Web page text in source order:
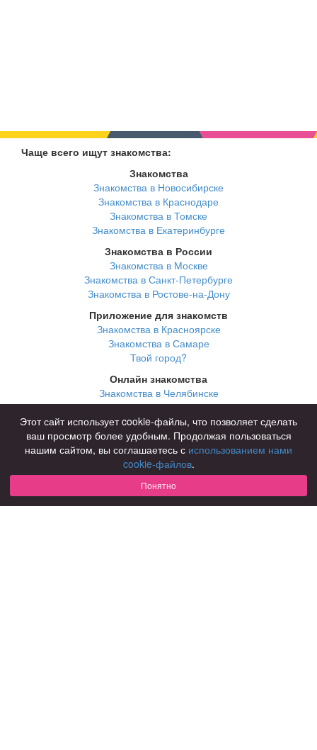
Чаще всего ищут знакомства:
Знакомства
Знакомства в Новосибирске
Знакомства в Краснодаре
Знакомства в Томске
Знакомства в Екатеринбурге
Знакомства в России
Знакомства в Москве
Знакомства в Санкт-Петербурге
Знакомства в Ростове-на-Дону
Приложение для знакомств
Знакомства в Красноярске
Знакомства в Самаре
Твой город?
Онлайн знакомства
Знакомства в Челябинске
Знакомства в Омске
Знакомства в Нижнем Новгороде
Для чего
для брака и создания семьи
для любви и с/о
для дружбы
Этот сайт использует cookie-файлы, что позволяет сделать
ваш просмотр более удобным. Продолжая пользоваться
нашим сайтом, вы соглашаетесь с использованием нами
cookie-файлов.
Понятно